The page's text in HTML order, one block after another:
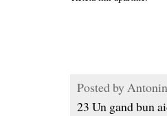
Posted by
23 Un gand bun